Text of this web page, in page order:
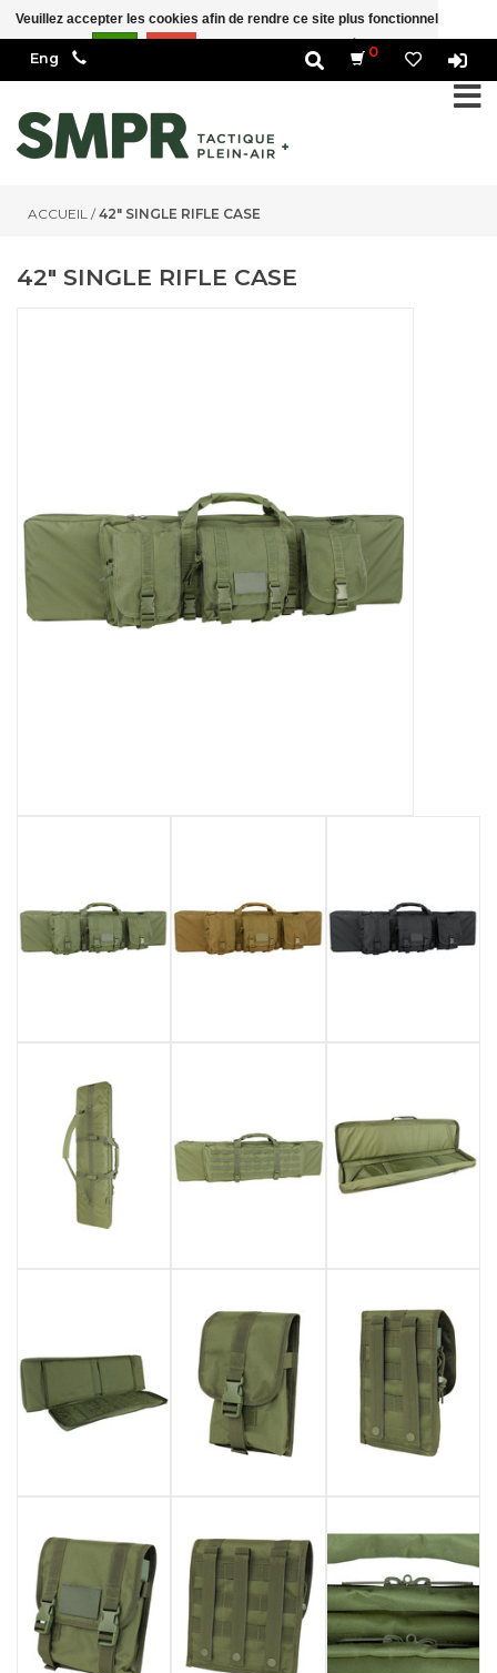
0
ACCUEIL /42" SINGLE RIFLE CASE
42" SINGLE RIFLE CASE
Veuillez accepter les cookies afin de rendre ce site plus fonctionnel Est-ce
En savoir plus sur les témoins (cookies) »